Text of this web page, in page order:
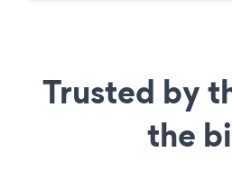
Trusted by
the